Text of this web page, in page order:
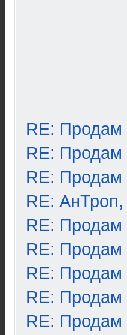
RE: Продам
RE: Продам
RE: Продам
RE:
RE: Продам
RE: Продам
RE: Продам
RE: Продам
RE: Продам